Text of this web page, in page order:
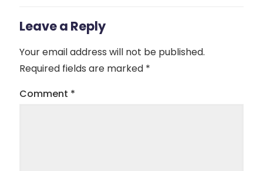
Leave a Reply
Your email address will not be published.
Required fields are marked *
Comment *